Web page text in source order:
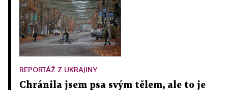
REPORTÁŽ Z UKRAJINY
Chránila jsem psa svým tělem, ale to je